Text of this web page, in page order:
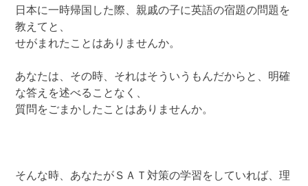
日本に一時帰国した際、親戚の子に英語の宿題の問題を
教えてと、
せがまれたことはありませんか。
あなたは、その時、それはそういうもんだからと、明確
な答えを述べることなく、
質問をごまかしたことはありませんか。
そんな時、あなたがＳＡＴ対策の学習をしていれば、理